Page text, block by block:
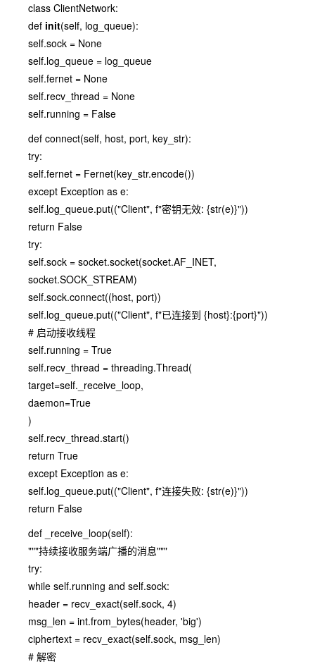
class ClientNetwork:
def init(self, log_queue):
self.sock = None
self.log_queue = log_queue
self.fernet = None
self.recv_thread = None
self.running = False
def connect(self, host, port, key_str):
try:
self.fernet = Fernet(key_str.encode())
except Exception as e:
self.log_queue.put(("Client", f"密钥无效: {str(e)}"))
return False
try:
self.sock = socket.socket(socket.AF_INET,
socket.SOCK_STREAM)
self.sock.connect((host, port))
self.log_queue.put(("Client", f"已连接到 {host}:{port}"))
# 启动接收线程
self.running = True
self.recv_thread = threading.Thread(
target=self._receive_loop,
daemon=True
)
self.recv_thread.start()
return True
except Exception as e:
self.log_queue.put(("Client", f"连接失败: {str(e)}"))
return False
def _receive_loop(self):
"""持续接收服务端广播的消息"""
try:
while self.running and self.sock:
header = recv_exact(self.sock, 4)
msg_len = int.from_bytes(header, 'big')
ciphertext = recv_exact(self.sock, msg_len)
# 解密